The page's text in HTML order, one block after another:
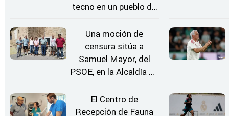
tecno en un pueblo de
Una moción de
censura sitúa a
Samuel Mayor, del
PSOE, en la Alcaldía de
El Centro de
Recepción de Fauna